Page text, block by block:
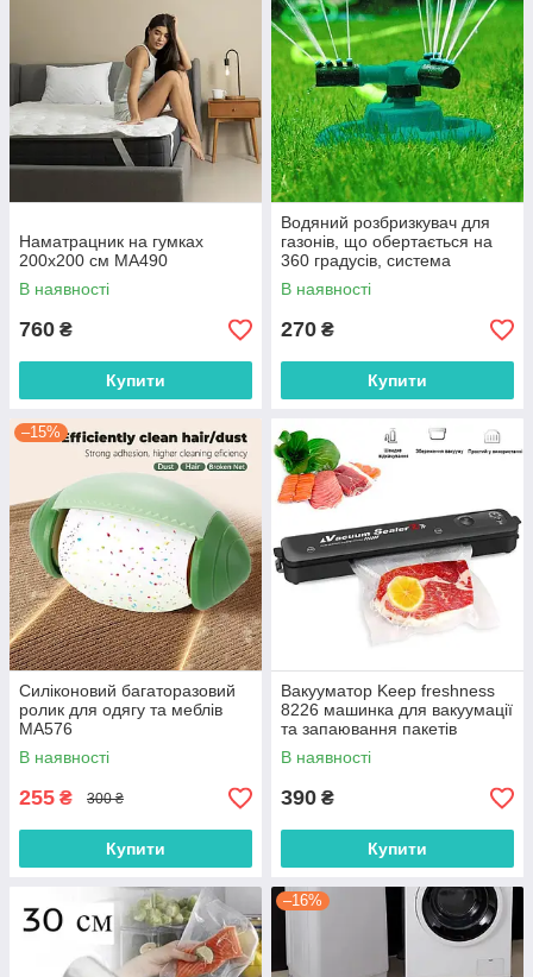
Наматрацник на гумках
200x200 см MA490
В наявності
760 ₴
Купити
Водяний розбризкувач для
газонів, що обертається на
360 градусів, система
поливання MA587
В наявності
270 ₴
Купити
–15%
Силіконовий багаторазовий
ролик для одягу та меблів
MA576
В наявності
255 ₴ 300 ₴
Купити
Вакууматор Keep freshness
8226 машинка для вакуумації
та запаювання пакетів
В наявності
390 ₴
Купити
–16%